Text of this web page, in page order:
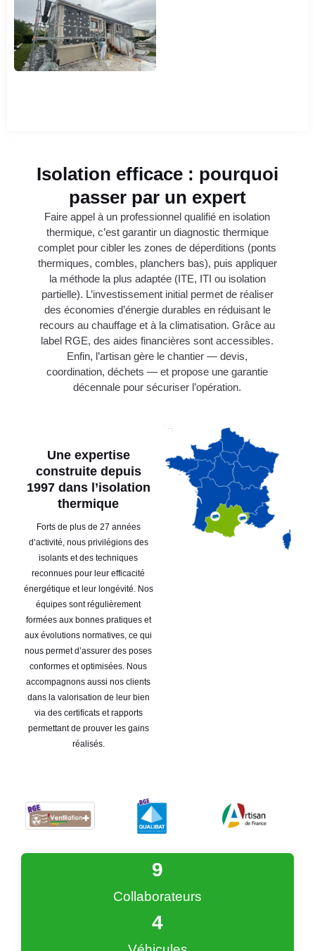
Isolation efficace : pourquoi
passer par un expert
Faire appel à un professionnel qualifié en isolation
thermique, c’est garantir un diagnostic thermique
complet pour cibler les zones de déperditions (ponts
thermiques, combles, planchers bas), puis appliquer
la méthode la plus adaptée (ITE, ITI ou isolation
partielle). L’investissement initial permet de réaliser
des économies d’énergie durables en réduisant le
recours au chauffage et à la climatisation. Grâce au
label RGE, des aides financières sont accessibles.
Enfin, l’artisan gère le chantier — devis,
coordination, déchets — et propose une garantie
décennale pour sécuriser l’opération.
Une expertise
construite depuis
1997 dans l’isolation
thermique
Forts de plus de 27 années
d’activité, nous privilégions des
isolants et des techniques
reconnues pour leur efficacité
énergétique et leur longévité. Nos
équipes sont régulièrement
formées aux bonnes pratiques et
aux évolutions normatives, ce qui
nous permet d’assurer des poses
conformes et optimisées. Nous
accompagnons aussi nos clients
dans la valorisation de leur bien
via des certificats et rapports
permettant de prouver les gains
réalisés.
Collaborateurs
9
4